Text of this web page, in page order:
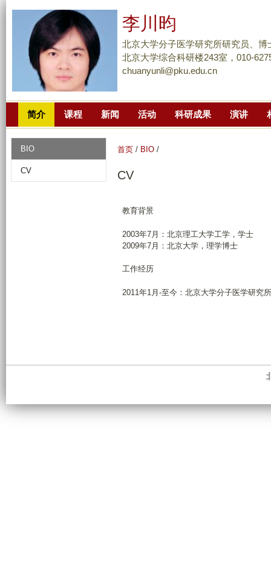
到
页
主
李川昀
北京大学分子医学研究所研究员、博
北京大学综合科研楼243室，010-
chuanyunli@pku.edu.cn
简介 课程 新闻 活动 科研成果 演讲
首页 / BIO /
CV
教育背景
2003年7月：北京理工大学工学，学士
2009年7月：北京大学，理学博士
工作经历
2011年1月-至今：北京大学分子医学研究所
BIO
CV